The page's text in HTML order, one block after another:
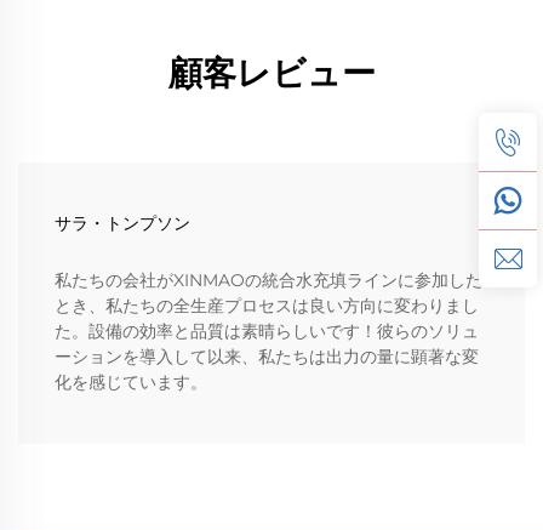
顧客レビュー
サラ・トンプソン
私たちの会社がXINMAOの統合水充填ラインに参加した
とき、私たちの全生産プロセスは良い方向に変わりまし
た。設備の効率と品質は素晴らしいです！彼らのソリュ
ーションを導入して以来、私たちは出力の量に顕著な変
化を感じています。